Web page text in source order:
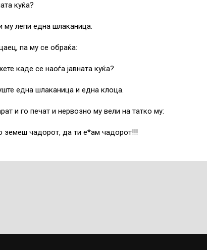
куќа?
му лепи една шлаканица.
па му се обраќа:
каде се наоѓа јавната куќа?
една шлаканица и една клоца.
и го печат и нервозно му вели на татко му:
земеш чадорот, да ти е*ам чадорот!!!